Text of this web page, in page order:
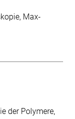
Max-
der Polymere